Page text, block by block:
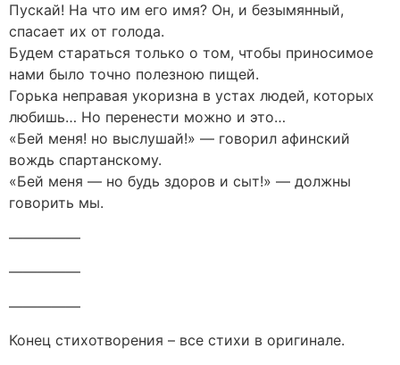
Пускай! На что им его имя? Он, и безымянный,
спасает их от голода.
Будем стараться только о том, чтобы приносимое
нами было точно полезною пищей.
Горька неправая укоризна в устах людей, которых
любишь… Но перенести можно и это…
«Бей меня! но выслушай!» — говорил афинский
вождь спартанскому.
«Бей меня — но будь здоров и сыт!» — должны
говорить мы.
—————
—————
—————
Конец стихотворения – все стихи в оригинале.